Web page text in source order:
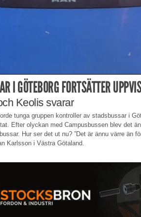
I GÖTEBORG FORTSÄTTER
Keolis svarar
tunga gruppen kontroller av stadsbussar i
Efter olyckan med Campusbussen blev det
Hur ser det ut nu? ”Det är ännu värre än
Karlsson i Västra Götaland.